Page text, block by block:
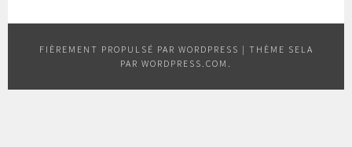
FIÈREMENT PROPULSÉ PAR WORDPRESS | THÈME SELA
PAR WORDPRESS.COM .